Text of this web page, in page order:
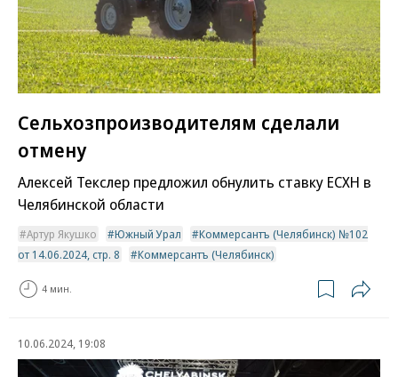
Сельхозпроизводителям сделали
отмену
Алексей Текслер предложил обнулить ставку ЕСХН в
Челябинской области
Артур Якушко Южный Урал
Коммерсантъ (Челябинск) №102
от 14.06.2024, стр. 8
Коммерсантъ (Челябинск)
4 мин.
10.06.2024, 19:08